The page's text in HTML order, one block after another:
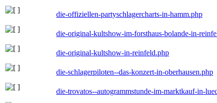
die-offiziellen-partyschlagercharts-in-hamm.php
die-original-kultshow-im-forsthaus-bolande-in-
die-original-kultshow-in-reinfeld.php
die-schlagerpiloten--das-konzert-in-oberhausen.php
die-trovatos--autogrammstunde-im-marktkauf-in-